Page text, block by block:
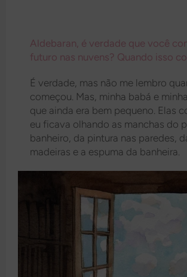
Aldebaran, é verdade que você
futuro nas nuvens? Quando isso
É verdade, mas não me lembro
começou. Mas, minha babá e
que ainda era bem pequeno. Elas
eu ficava olhando as manchas do
banheiro, da pintura nas paredes,
madeiras e a espuma da banheira.